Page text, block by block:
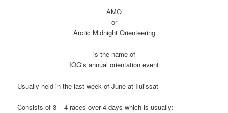
AMO
or
Arctic Midnight Orienteering
is the name of
IOG’s annual orientation event
Usually held in the last week of June at Ilulissat
Consists of 3 – 4 races over 4 days which is usually: